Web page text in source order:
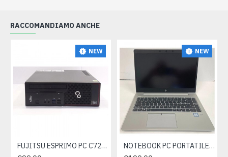
RACCOMANDIAMO ANCHE
NEW
FUJITSU ESPRIMO PC C720 SFF INTEL CORE I5 3.20GHZ RAM 16GB SSD250GB WIN 10- ricondizionato
NEW
NOTEBOOK PC PORTATILE HP ELITEBOOK 840 G5 I5-8350U RAM 8GB SSD 512GB WIN 11 PRO- ricondizionato